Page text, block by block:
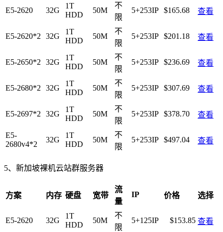
E5-2620 32G
1T
HDD
50M
不
限
5+253IP $165.68 查看
E5-2620*2 32G
1T
HDD
50M
不
限
5+253IP $201.18 查看
E5-2650*2 32G
1T
HDD
50M
不
限
5+253IP $236.69 查看
E5-2680*2 32G
1T
HDD
50M
不
限
5+253IP $307.69 查看
E5-2697*2 32G
1T
HDD
50M
不
限
5+253IP $378.70 查看
E5-
2680v4*2
32G
1T
HDD
50M
不
限
5+253IP $497.04 查看
5、新加坡裸机云站群服务器
方案 内存 硬盘 宽带
流
量
IP 价格 选择
E5-2620 32G
1T
HDD
50M
不
限
5+125IP $153.85 查看